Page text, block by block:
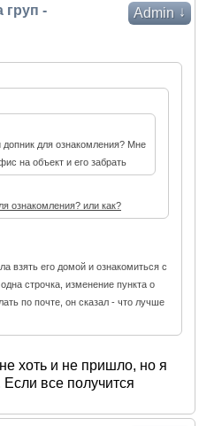
Admin ↓
груп -
допник для ознакомления? Мне
на объект и его забрать
ознакомления? или как?
взять его домой и ознакомиться с
строчка, изменение пункта о
по почте, он сказал - что лучше
хоть и не пришло, но я
все получится